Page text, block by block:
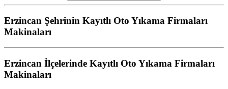
Erzincan Şehrinin Kayıtlı Oto Yıkama Firmaları
Makinaları
Erzincan İlçelerinde Kayıtlı Oto Yıkama Firmaları
Makinaları